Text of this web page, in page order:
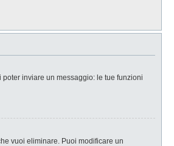
inviare un messaggio: le tue funzioni
vuoi eliminare. Puoi modificare un